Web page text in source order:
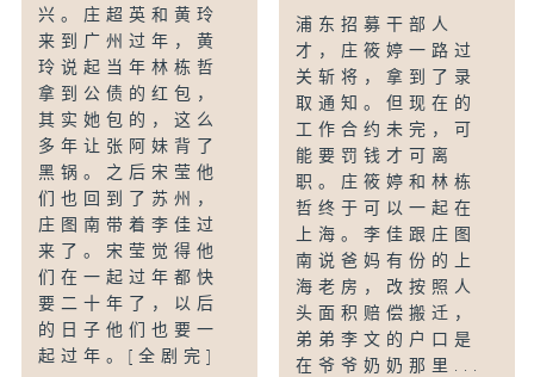
兴。庄超英和黄玲
来到广州过年，黄
玲说起当年林栋哲
拿到公债的红包，
其实她包的，这么
多年让张阿妹背了
黑锅。之后宋莹他
们也回到了苏州，
庄图南带着李佳过
来了。宋莹觉得他
们在一起过年都快
要二十年了，以后
的日子他们也要一
起过年。[全剧完]
浦东招募干部人
才，庄筱婷一路过
关斩将，拿到了录
取通知。但现在的
工作合约未完，可
能要罚钱才可离
职。庄筱婷和林栋
哲终于可以一起在
上海。李佳跟庄图
南说爸妈有份的上
海老房，改按照人
头面积赔偿搬迁，
弟弟李文的户口是
在爷爷奶奶那里...